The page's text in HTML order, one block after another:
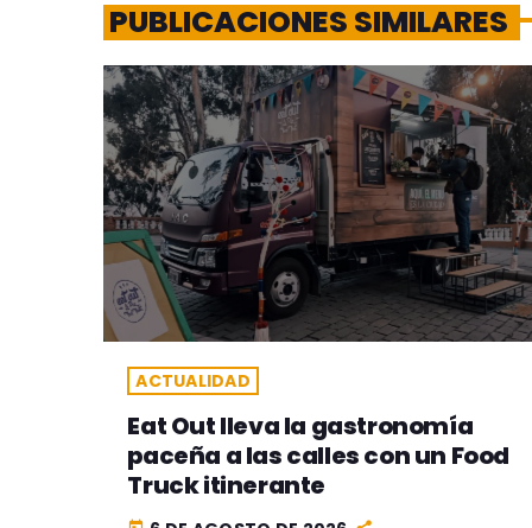
PUBLICACIONES SIMILARES
ACTUALIDAD
Eat Out lleva la gastronomía
paceña a las calles con un Food
Truck itinerante